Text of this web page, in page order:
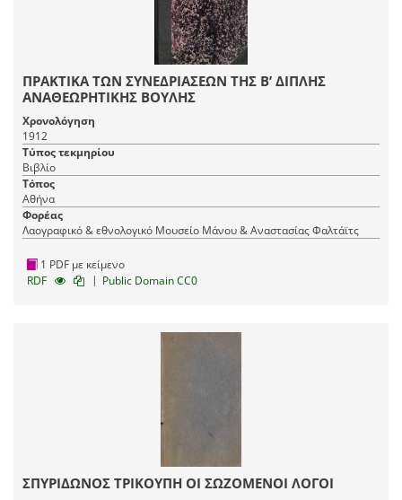
ΠΡΑΚΤΙΚΑ ΤΩΝ ΣΥΝΕΔΡΙΑΣΕΩΝ ΤΗΣ Β’ ΔΙΠΛΗΣ
ΑΝΑΘΕΩΡΗΤΙΚΗΣ ΒΟΥΛΗΣ
Χρονολόγηση
1912
Τύπος τεκμηρίου
Βιβλίο
Τόπος
Αθήνα
Φορέας
Λαογραφικό & εθνολογικό Μουσείο Μάνου & Αναστασίας Φαλτάϊτς
1 PDF με κείμενο
RDF
| Public Domain CC0
ΣΠΥΡΙΔΩΝΟΣ ΤΡΙΚΟΥΠΗ ΟΙ ΣΩΖΟΜΕΝΟΙ ΛΟΓΟΙ